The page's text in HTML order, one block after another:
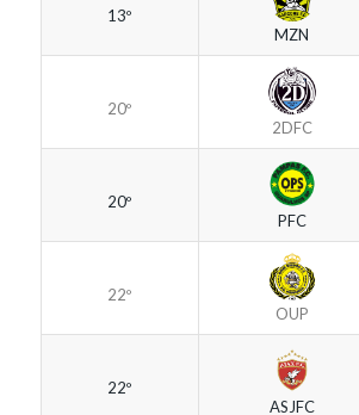
13º
MZN
20º
2DFC
20º
PFC
22º
OUP
22º
ASJFC